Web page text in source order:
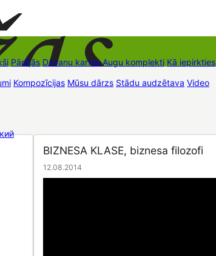
Pārējās Dāvanu kartes Augu komplekti Kā iepirkties
Kompozīcijas Mūsu dārzs Stādu audzētava Video
BIZNESA KLASE, biznesa filozofi
12.08.2014